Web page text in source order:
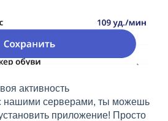
активность
нашими серверами, ты можешь
приложение! Просто